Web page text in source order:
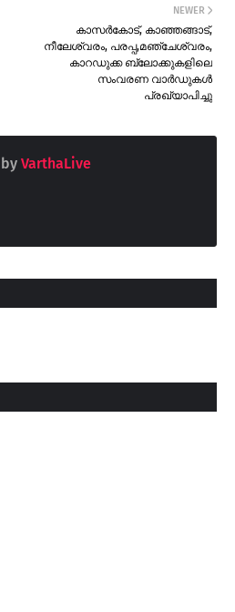
NEWER
കാസർകോട്, കാഞ്ഞങ്ങാട്,
നീലേശ്വരം, പരപ്പ,മഞ്ചേശ്വരം,
കാറഡുക്ക ബ്ലോക്കുകളിലെ
സംവരണ വാർഡുകൾ
പ്രഖ്യാപിച്ചു
VarthaLive